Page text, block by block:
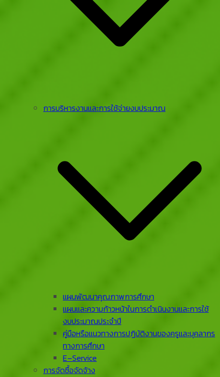
การบริหารงานและการใช้จ่ายงบประมาณ
แผนพัฒนาคุณภาพการศึกษา
แผนและความก้าวหน้าในการดําเนินงานและการใช้
งบประมาณประจําปี
คู่มือหรือแนวทางการปฏิบัติงานของครูและบุคลากร
ทางการศึกษา
E–Service
การจัดซื้อจัดจ้าง